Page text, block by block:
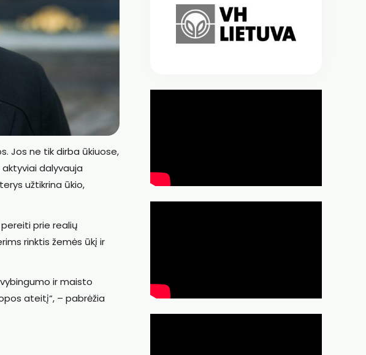
Jos ne tik dirba ūkiuose,
dalyvauja
užtikrina ūkio,
prie realių
rinktis žemės ūkį ir
ir maisto
ateitį“, – pabrėžia